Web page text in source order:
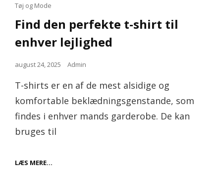
Cat
Links
Tøj og Mode
Find den perfekte t-shirt til
enhver lejlighed
Posted
august 24, 2025 Admin
T-shirts er en af de mest alsidige og
komfortable beklædningsgenstande, som
findes i enhver mands garderobe. De kan
bruges til
LÆS MERE…